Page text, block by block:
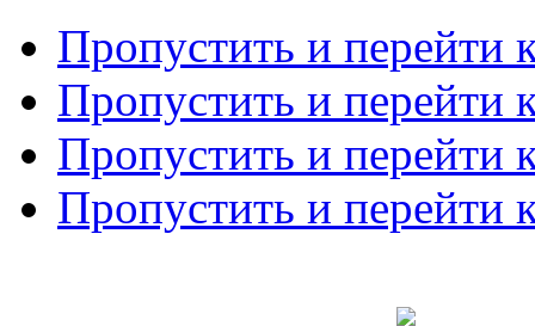
Пропустить и перейти
Пропустить и перейти
Пропустить и перейти
Пропустить и перейти